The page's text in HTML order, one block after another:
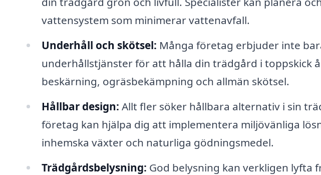
vattensystem som minimerar vattenavfall.
Underhåll och skötsel: Många företag erbjuder inte
underhållstjänster för att hålla din trädgård i toppskick
beskärning, ogräsbekämpning och allmän skötsel.
Hållbar design: Allt fler söker hållbara alternativ i sin
företag kan hjälpa dig att implementera miljövänliga
inhemska växter och naturliga gödningsmedel.
Trädgårdsbelysning: God belysning kan verkligen lyfta